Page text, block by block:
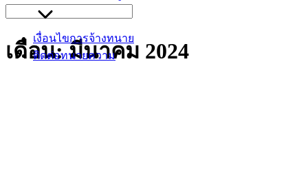
เงื่อนไขการจ้างทนาย
ติดต่อทนายความ
for:
เดือน:มีนาคม 2024